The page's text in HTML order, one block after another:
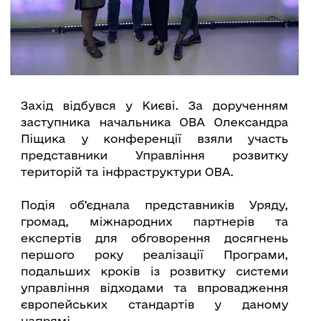
Захід відбувся у Києві. За дорученням
заступника начальника ОВА Олександра
Піщика у конференції взяли участь
представники Управління розвитку
територій та інфраструктури ОВА.
Подія об’єднала представників Уряду,
громад, міжнародних партнерів та
експертів для обговорення досягнень
першого року реалізації Програми,
подальших кроків із розвитку системи
управління відходами та впровадження
європейських стандартів у даному